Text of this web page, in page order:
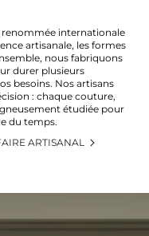
renommée internationale
artisanale, les formes
nous fabriquons
durer plusieurs
besoins. Nos artisans
: chaque couture,
étudiée pour
du temps.
ARTISANAL